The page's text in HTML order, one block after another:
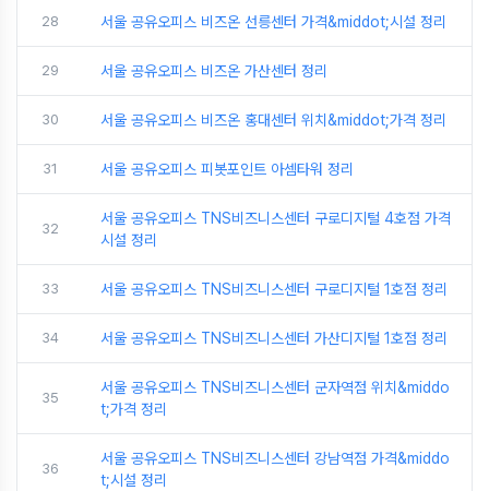
28 서울 공유오피스 비즈온 선릉센터 가격&middot;시설 정리
29 서울 공유오피스 비즈온 가산센터 정리
30 서울 공유오피스 비즈온 홍대센터 위치&middot;가격 정리
31 서울 공유오피스 피봇포인트 아셈타워 정리
32
서울 공유오피스 TNS비즈니스센터 구로디지털 4호점 가격
시설 정리
33 서울 공유오피스 TNS비즈니스센터 구로디지털 1호점 정리
34 서울 공유오피스 TNS비즈니스센터 가산디지털 1호점 정리
35
서울 공유오피스 TNS비즈니스센터 군자역점 위치&middo
t;가격 정리
36
서울 공유오피스 TNS비즈니스센터 강남역점 가격&middo
t;시설 정리